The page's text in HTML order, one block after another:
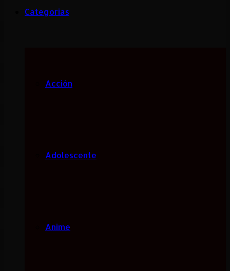
Categorias
Acción
Adolescente
Anime